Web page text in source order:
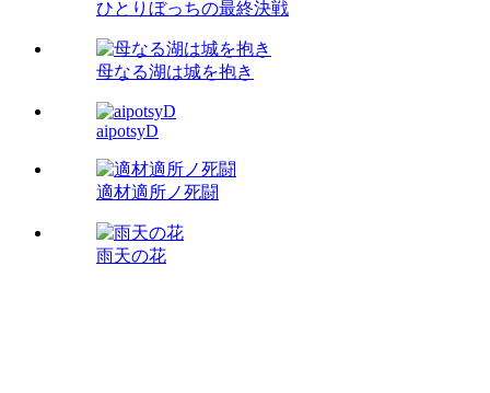
ひとりぼっちの最終決戦
母なる湖は城を抱き
aipotsyD
適材適所ノ死闘
雨天の花